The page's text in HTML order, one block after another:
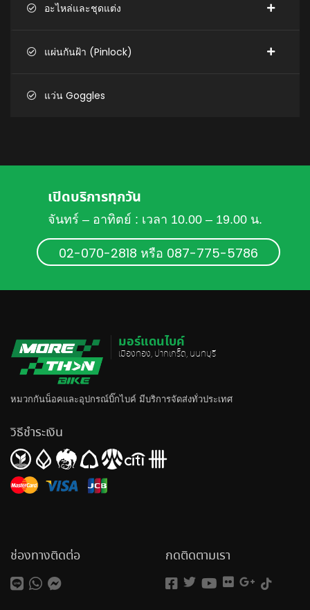
อะไหล่และชุดแต่ง
แผ่นกันฝ้า (Pinlock)
แว่น Goggles
เปิดบริการทุกวัน
จันทร์ – อาทิตย์ : เวลา 10.00 – 19.00 น.
02-070-2818 หรือ 087-775-5786
มอร์แดนไบค์
เมืองทอง, ปากเกร็ด, นนทบุรี
หมวกกันน็อคและอุปกรณ์บิ๊กไบค์ มีบริการจัดส่งทั่วประเทศ
วิธีชำระเงิน
ช่องทางติดต่อ กดติดตามเรา